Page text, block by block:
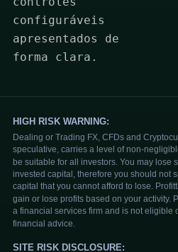
configuráveis
apresentados de
forma clara.